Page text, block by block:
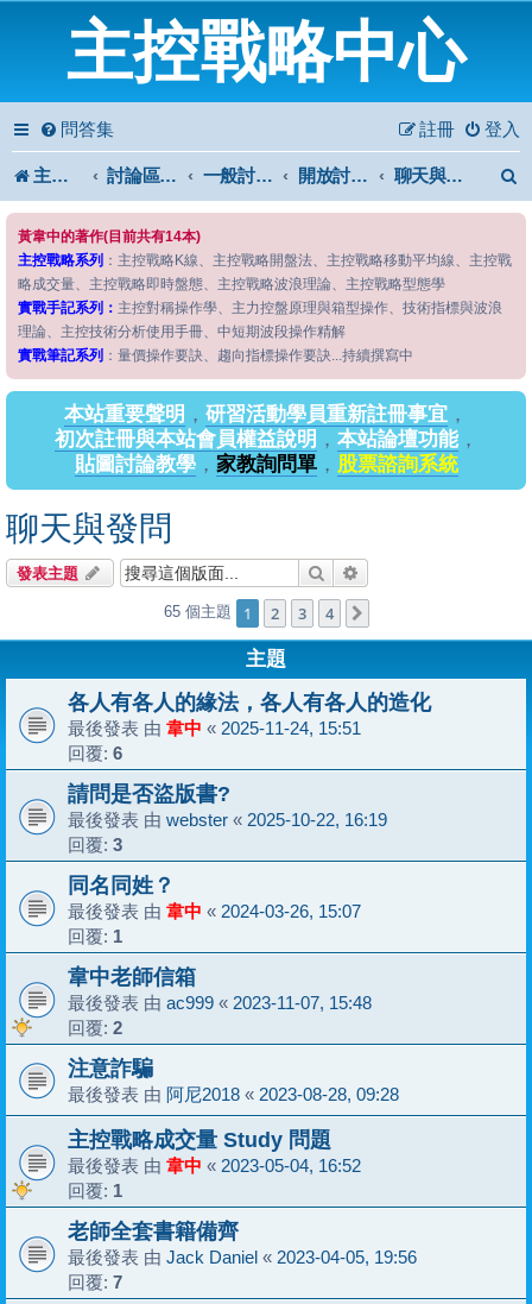
主控戰略中心
問答集 登入
註冊
主控戰略中心 討論區首頁 一般討論區 開放討論區 聊天與發問
黃韋中的著作(目前共有14本)
主控戰略系列 ：主控戰略K線、主控戰略開盤法、主控戰略移動平均線、主控戰
略成交量、主控戰略即時盤態、主控戰略波浪理論、主控戰略型態學
實戰手記系列： 主控對稱操作學、主力控盤原理與箱型操作、技術指標與波浪
理論、主控技術分析使用手冊、中短期波段操作精解
實戰筆記系列 ：量價操作要訣、趨向指標操作要訣...持續撰寫中
本站重要聲明 ， 研習活動學員重新註冊事宜 ，
初次註冊與本站會員權益說明 ， 本站論壇功能，
貼圖討論教學， 家教詢問單， 股票諮詢系統
聊天與發問
發表主題 搜尋
65 個主題 1 2 3 4
主題
各人有各人的緣法，各人有各人的造化
最後發表 由 韋中 « 2025-11-24, 15:51
回覆: 6
請問是否盜版書?
最後發表 由 webster « 2025-10-22, 16:19
回覆: 3
同名同姓？
最後發表 由 韋中 « 2024-03-26, 15:07
回覆: 1
韋中老師信箱
最後發表 由 ac999 « 2023-11-07, 15:48
回覆: 2
注意詐騙
最後發表 由 阿尼2018 « 2023-08-28, 09:28
主控戰略成交量 Study 問題
最後發表 由 韋中 « 2023-05-04, 16:52
回覆: 1
老師全套書籍備齊
最後發表 由 Jack Daniel « 2023-04-05, 19:56
回覆: 7